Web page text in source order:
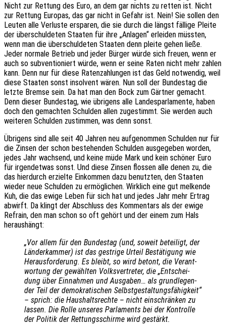
Nicht zur Rettung des Euro, an dem gar nichts zu retten ist. Nicht
zur Rettung Euro­pas, das gar nicht in Gefahr ist. Nein! Sie sollen den
Leuten alle Verlus­te erspa­ren, die sie durch die längst fälli­ge Pleite
der über­schul­de­ten Staa­ten für ihre „Anla­gen“ erlei­den müss­ten,
wenn man die über­schul­de­ten Staa­ten denn pleite gehen ließe.
Jeder norma­le Betrieb und jeder Bürger würde sich freuen, wenn er
auch so subven­tio­niert würde, wenn er seine Raten nicht mehr zahlen
kann. Denn nur für diese Raten­zah­lun­gen ist das Geld notwen­dig, weil
diese Staa­ten sonst insol­vent wären. Nun soll der Bundes­tag die
letzte Bremse sein. Da hat man den Bock zum Gärt­ner gemacht.
Denn dieser Bundes­tag, wie übri­gens alle Landes­par­la­men­te, haben
doch den gemach­ten Schul­den allen zuge­stimmt. Sie werden auch
weite­ren Schul­den zustim­men, was denn sonst.
Übri­gens sind alle seit 40 Jahren neu aufge­nom­men Schul­den nur für
die Zinsen der schon bestehen­den Schul­den ausge­ge­ben worden,
jedes Jahr wach­send, und keine müde Mark und kein schö­ner Euro
für irgend­et­was sonst. Und diese Zinsen flos­sen alle denen zu, die
das hier­durch erziel­te Einkom­men dazu benutz­ten, den Staa­ten
wieder neue Schul­den zu ermög­li­chen. Wirk­lich eine gut melken­de
Kuh, die das ewige Leben für sich hat und jedes Jahr mehr Ertrag
abwirft. Da klingt der Abschluss des Kommen­tars als der ewige
Refrain, den man schon so oft gehört und der einem zum Hals
heraushängt:
„Vor allem für den Bundes­tag (und, soweit betei­ligt, der
Länder­kam­mer) ist das gest­ri­ge Urteil Bestä­ti­gung wie
Heraus­for­de­rung. Es bleibt, so wird betont, die Verant­
wor­tung der gewähl­ten Volks­ver­tre­ter, die „Entschei­
dung über Einnah­men und Ausga­ben… als grund­le­gen­
der Teil der demo­kra­ti­schen Selbst­ge­stal­tungs­fä­hig­keit“
– sprich: die Haus­halts­rech­te – nicht einschrän­ken zu
lassen. Die Rolle unse­res Parla­ments bei der Kontrol­le
der Poli­tik der Rettungs­schir­me wird gestärkt.